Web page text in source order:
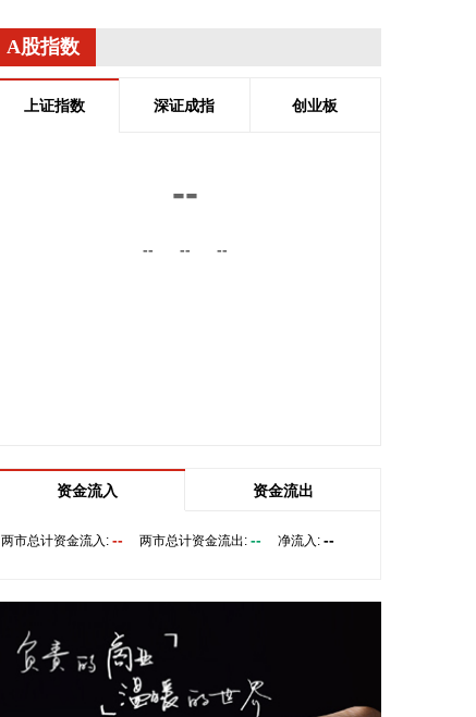
空互联互通。 根据协议，双方将围绕全渠道分销、现
代航空零售、数字化创新及未来旅客体验等领域开展
合作。此协议还支持利雅得航空持续拓展包括中国在
一博科技8月6日接受机构调研时表示，截至目前，公
增速整体上逐月提高，增长较快的领域有ATE产品、
明显高于上半年，毛利率随着产能利用率的提升也在
2026-08-06 22:36:20
长兼总经理曾毓群举行会谈。双方围绕深化新能源、
交能融合、绿色发展、科技创新等领域合作进行深入
A股指数
上证指数 深证成指 创业板
--
-- -- --
资金流入 资金流出
两市总计资金流入: -- 两市总计资金流出: -- 净流入: --